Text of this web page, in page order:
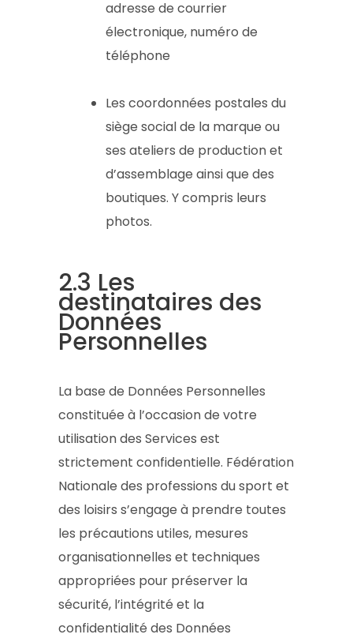
adresse de courrier
électronique, numéro de
téléphone
Les coordonnées postales du
siège social de la marque ou
ses ateliers de production et
d’assemblage ainsi que des
boutiques. Y compris leurs
photos.
2.3 Les
destinataires des
Données
Personnelles
La base de Données Personnelles
constituée à l’occasion de votre
utilisation des Services est
strictement confidentielle. Fédération
Nationale des professions du sport et
des loisirs s’engage à prendre toutes
les précautions utiles, mesures
organisationnelles et techniques
appropriées pour préserver la
sécurité, l’intégrité et la
confidentialité des Données